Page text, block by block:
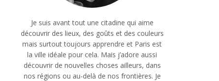
Je suis avant tout une citadine qui aime
découvrir des lieux, des goûts et des couleurs
mais surtout toujours apprendre et Paris est
la ville idéale pour cela. Mais j’adore aussi
découvrir de nouvelles choses ailleurs, dans
nos régions ou au-delà de nos frontières. Je